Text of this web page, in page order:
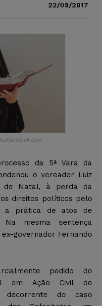
22/09/2017
da 5ª Vara da
o vereador Luiz
de Natal, à perda da
direitos políticos pelo
a prática de atos de
Na mesma sentença
governador Fernando
pedido do
em Ação Civil de
decorrente do caso